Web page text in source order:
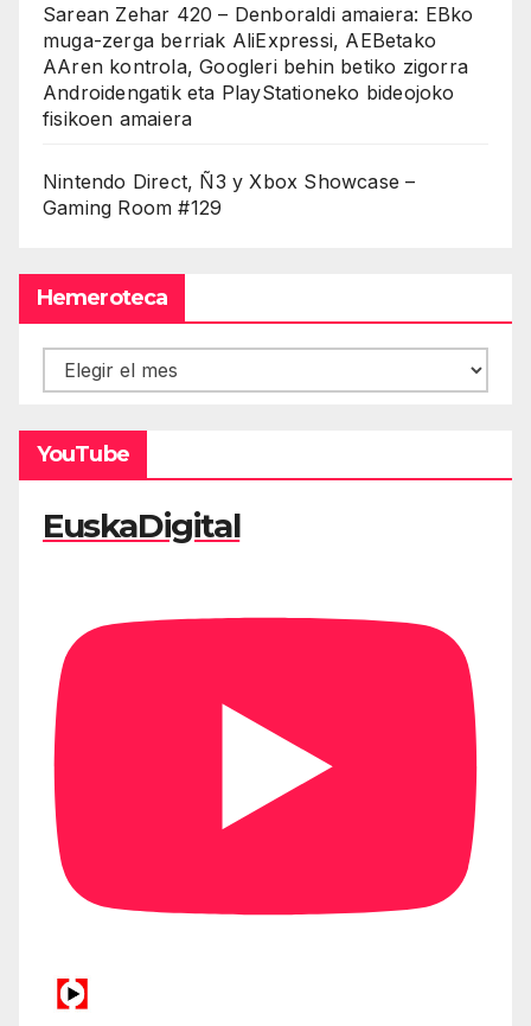
Sarean Zehar 420 – Denboraldi amaiera: EBko
muga-zerga berriak AliExpressi, AEBetako
AAren kontrola, Googleri behin betiko zigorra
Androidengatik eta PlayStationeko bideojoko
fisikoen amaiera
Nintendo Direct, Ñ3 y Xbox Showcase –
Gaming Room #129
Hemeroteca
Hemeroteca
YouTube
EuskaDigital